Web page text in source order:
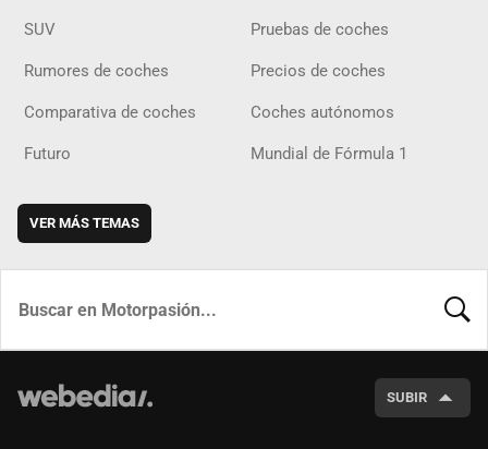
SUV Pruebas de coches
Rumores de coches Precios de coches
Comparativa de coches Coches autónomos
Futuro Mundial de Fórmula 1
VER MÁS TEMAS
SUBIR